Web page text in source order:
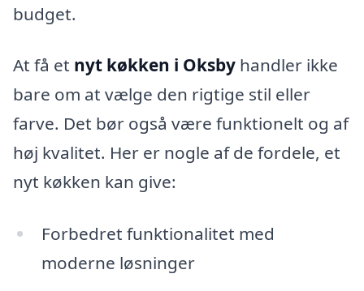
budget.
At få et nyt køkken i Oksby handler ikke
bare om at vælge den rigtige stil eller
farve. Det bør også være funktionelt og af
høj kvalitet. Her er nogle af de fordele, et
nyt køkken kan give:
Forbedret funktionalitet med
moderne løsninger